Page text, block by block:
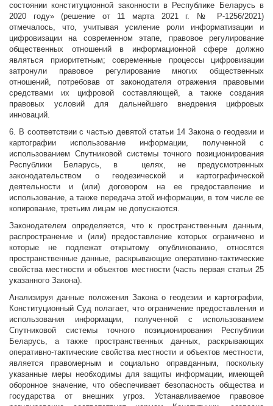
состоянии конституционной законности в Республике Беларусь в
2020 году» (решение от 11 марта 2021 г. № Р-1256/2021)
отмечалось, что, учитывая усиление роли информатизации и
цифровизации на современном этапе, правовое регулирование
общественных отношений в информационной сфере должно
являться приоритетным; современные процессы цифровизации
затронули правовое регулирование многих общественных
отношений, потребовав от законодателя отражения правовыми
средствами их цифровой составляющей, а также создания
правовых условий для дальнейшего внедрения цифровых
инноваций.
6. В соответствии с частью девятой статьи 14 Закона о геодезии и
картографии использование информации, полученной с
использованием Спутниковой системы точного позиционирования
Республики Беларусь, в целях, не предусмотренных
законодательством о геодезической и картографической
деятельности и (или) договором на ее предоставление и
использование, а также передача этой информации, в том числе ее
копирование, третьим лицам не допускаются.
Законодателем определяется, что к пространственным данным,
распространение и (или) предоставление которых ограничено и
которые не подлежат открытому опубликованию, относятся
пространственные данные, раскрывающие оперативно-тактические
свойства местности и объектов местности (часть первая статьи 25
указанного Закона).
Анализируя данные положения Закона о геодезии и картографии,
Конституционный Суд полагает, что ограничение предоставления и
использования информации, полученной с использованием
Спутниковой системы точного позиционирования Республики
Беларусь, а также пространственных данных, раскрывающих
оперативно-тактические свойства местности и объектов местности,
является правомерным и социально оправданным, поскольку
указанные меры необходимы для защиты информации, имеющей
оборонное значение, что обеспечивает безопасность общества и
государства от внешних угроз. Устанавливаемое правовое